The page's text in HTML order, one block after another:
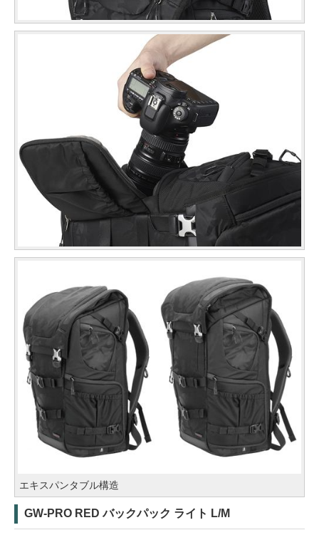
エキスパンタブル構造
GW-PRO RED バックパック ライト L/M